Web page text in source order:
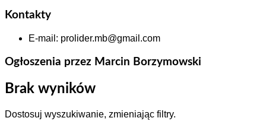
Kontakty
E-mail : prolider.mb@gmail.com
Ogłoszenia przez Marcin Borzymowski
Brak wyników
Dostosuj wyszukiwanie, zmieniając filtry.